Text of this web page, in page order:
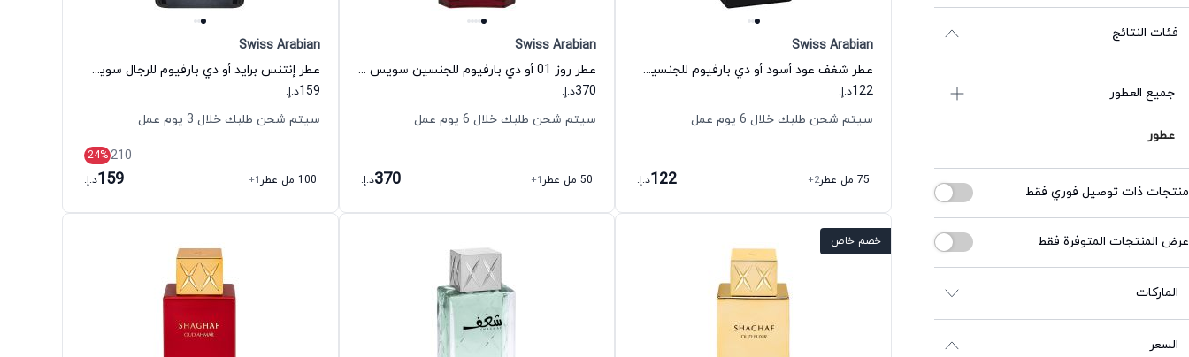
فئات النتائج
جميع العطور
عطور
منتجات ذات توصيل فوري فقط
عرض المنتجات المتوفرة فقط
الماركات
السعر
Swiss Arabian
عطر شغف عود أسود أو دي بارفيوم للجنسين سويس أربيان
122د.إ.
سيتم شحن طلبك خلال 6 يوم عمل
75 مل عطر +2
122د.إ.
Swiss Arabian
عطر روز 01 أو دي بارفيوم للجنسين سويس أربيان
370د.إ.
سيتم شحن طلبك خلال 6 يوم عمل
50 مل عطر +1
370د.إ.
Swiss Arabian
عطر إنتنس برايد أو دي بارفيوم للرجال سويس أربيان
159د.إ.
سيتم شحن طلبك خلال 3 يوم عمل
210
24%
100 مل عطر
+1
159د.إ.
خصم خاص